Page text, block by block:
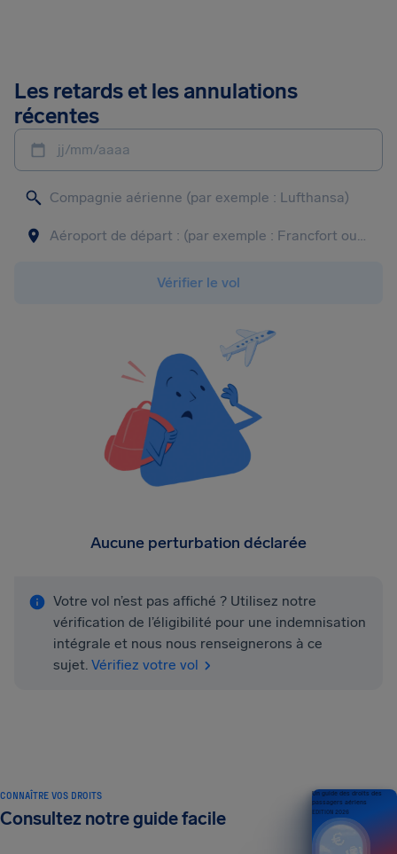
Les retards et les annulations
récentes
jj/mm/aaaa
Vérifier le vol
Aucune perturbation déclarée
Votre vol n’est pas affiché ? Utilisez notre
vérification de l’éligibilité pour une indemnisation
intégrale et nous nous renseignerons à ce
sujet. Vérifiez votre vol
CONNAÎTRE VOS DROITS
Consultez notre guide facile
Un guide des droits des
passagers aériens
ÉDITION 2026